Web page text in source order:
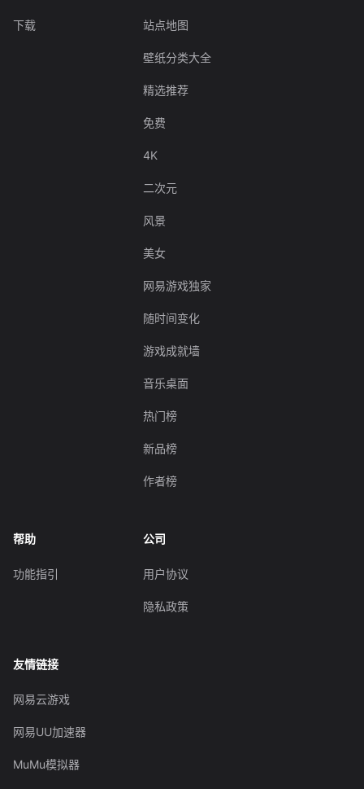
下载 站点地图
壁纸分类大全
精选推荐
免费
4K
二次元
风景
美女
网易游戏独家
随时间变化
游戏成就墙
音乐桌面
热门榜
新品榜
作者榜
帮助
功能指引
公司
用户协议
隐私政策
友情链接
网易云游戏
网易UU加速器
MuMu模拟器